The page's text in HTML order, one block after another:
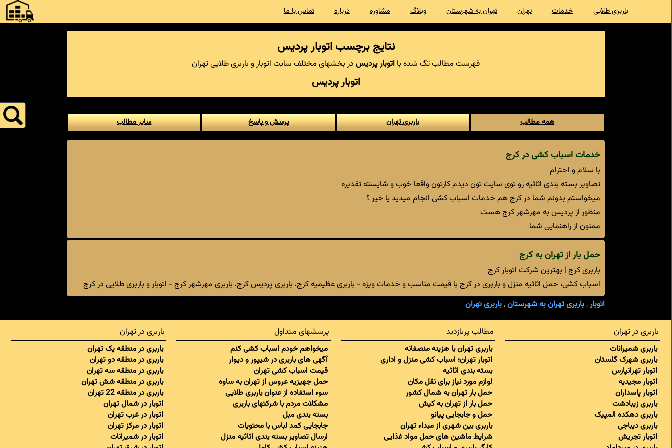
باربری طلایی خدمات تهران تهران به شهرستان وبلاگ مشاوره درباره تماس با ما
نتایج برچسب اتوبار پردیس
فهرست مطالب تگ شده با اتوبار پردیس در بخشهای مختلف سایت اتوبار و باربری طلایی تهران
اتوبار پردیس
همه مطالب باربری تهران پرسش و پاسخ سایر مطالب
خدمات اسباب کشی در کرج
با سلام و احترام
تصاویر بسته بندی اثاثیه رو توی سایت تون دیدم کارتون واقعا خوب و شایسته تقدیره
میخواستم بدونم شما در کرج هم خدمات اسباب کشی انجام میدید یا خیر ؟
منظور از پردیس به مهرشهر کرج هست
ممنون از راهنمایی شما
حمل بار از تهران به کرج
باربری کرج | بهترین شرکت اتوبار کرج
اسباب کشی، حمل اثاثیه منزل و باربری در کرج با قیمت مناسب و خدمات ویژه - باربری عظیمیه کرج، باربری پردیس کرج، باربری مهرشهر کرج - اتوبار و باربری طلایی در کرج
اتوبار,باربری تهران به شهرستان,باربری تهران
باربری در تهران
باربری شمیرانات
باربری شهرک گلستان
اتوبار تهرانپارس
اتوبار مجیدیه
اتوبار پاسداران
باربری زیبادشت
باربری دهکده المپیک
باربری دیباجی
اتوبار تجریش
مطالب پربازدید
باربری تهران با هزینه منصفانه
اتوبار تهران؛ اسباب کشی منزل و اداری
بسته بندی اثاثیه
لوازم مورد نیاز برای نقل مکان
حمل بار تهران به شمال کشور
حمل بار از تهران به کیش
حمل و جابجایی پیانو
باربری بین شهری از مبداء تهران
شرایط ماشین های حمل مواد غذایی
پرسشهای متداول
میخواهم خودم اسباب کشی کنم
آگهی های باربری در شیپور و دیوار
قیمت اسباب کشی تهران
حمل جهیزیه عروس از تهران به ساوه
سوء استفاده از عنوان باربری طلایی
مشکلات مردم با شرکتهای باربری
بسته بندی مبل
جابجایی کمد لباس با محتویات
ارسال تصاویر بسته بندی اثاثیه منزل
باربری در تهران
باربری در منطقه یک تهران
باربری در منطقه دو تهران
باربری در منطقه سه تهران
باربری در منطقه شش تهران
باربری در منطقه 22 تهران
اتوبار در شمال تهران
اتوبار در غرب تهران
اتوبار در مرکز تهران
اتوبار در شمیرانات